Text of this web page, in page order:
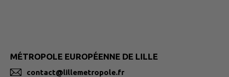
MÉTROPOLE EUROPÉENNE DE LILLE
contact@lillemetropole.fr